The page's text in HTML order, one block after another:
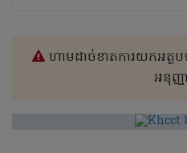
ហាមដាច់ខាតការយកអត្ថ
អនុញ្ញ